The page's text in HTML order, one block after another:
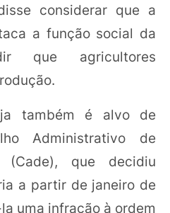
considerar que a
a função social da
que agricultores
também é alvo de
Administrativo de
(Cade), que decidiu
a partir de janeiro de
uma infração à ordem